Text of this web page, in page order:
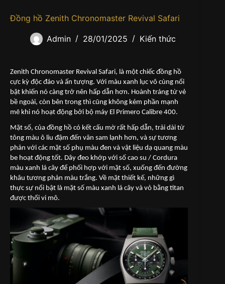
Đồng hồ Zenith Chronomaster Revival Safari
Admin 28/01/2025 Kiến thức
Zenith Chronomaster Revival Safari, là một chiếc đồng hồ
cực kỳ độc đáo và ấn tượng. Với màu xanh lục vô cùng nổi
bật khiến nó càng trở nên hấp dẫn hơn. Hoành tráng từ vẻ
bề ngoài, còn bên trong thì cũng không kém phần mạnh
mẽ khi nó hoạt động bởi bộ máy El Primero Calibre 400.
Mặt số, của đồng hồ có kết cấu mờ rất hấp dẫn, trải dài từ
tông màu ô liu đậm đến vân sam lạnh hơn, và sự tương
phản với các mặt số phụ màu đen và vật liệu dạ quang màu
be hoạt động tốt. Dây đeo khớp với số cao su / Cordura
màu xanh lá cây để phối hợp với mặt số, xuống đến đường
khâu tương phản màu trắng. Về mặt thiết kế, những gì
thực sự nổi bật là mặt số màu xanh lá cây và vỏ bằng titan
được thổi vi mô.